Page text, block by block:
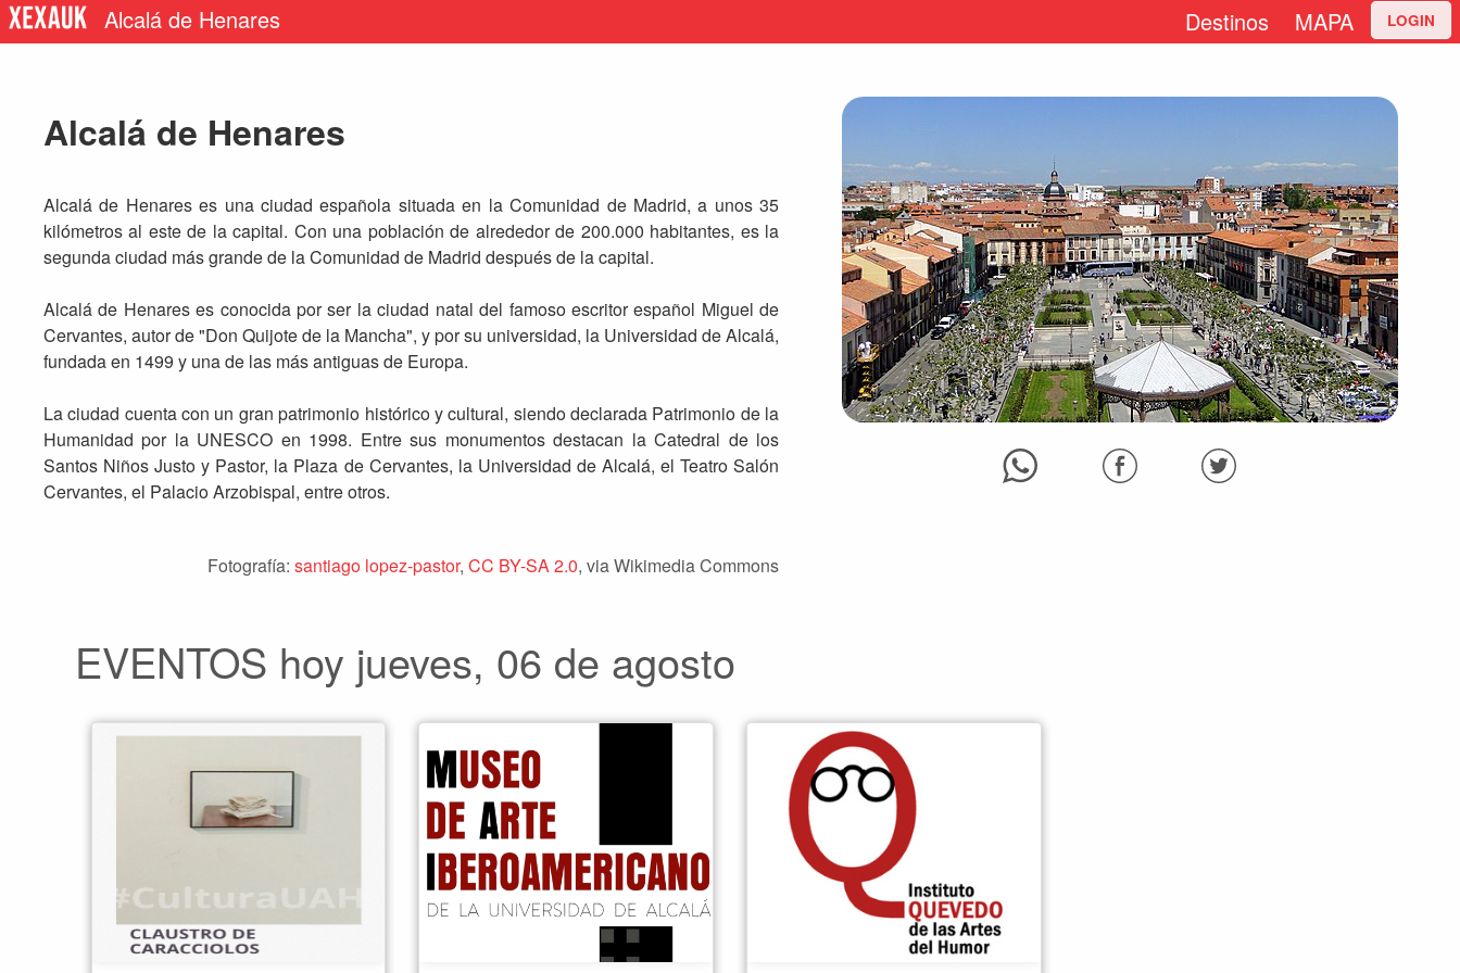
Alcalá de Henares Destinos MAPA LOGIN
Alcalá de Henares
Alcalá de Henares es una ciudad española situada en la Comunidad de Madrid, a unos 35
kilómetros al este de la capital. Con una población de alrededor de 200.000 habitantes, es la
segunda ciudad más grande de la Comunidad de Madrid después de la capital.
Alcalá de Henares es conocida por ser la ciudad natal del famoso escritor español Miguel de
Cervantes, autor de "Don Quijote de la Mancha", y por su universidad, la Universidad de Alcalá,
fundada en 1499 y una de las más antiguas de Europa.
La ciudad cuenta con un gran patrimonio histórico y cultural, siendo declarada Patrimonio de la
Humanidad por la UNESCO en 1998. Entre sus monumentos destacan la Catedral de los
Santos Niños Justo y Pastor, la Plaza de Cervantes, la Universidad de Alcalá, el Teatro Salón
Cervantes, el Palacio Arzobispal, entre otros.
Fotografía:santiago lopez-pastor,CC BY-SA 2.0, via Wikimedia Commons
EVENTOS hoy jueves, 06 de agosto